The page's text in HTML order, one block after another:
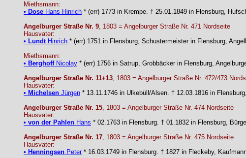
Miethsmann:
• Dose Hans Hinrich * (err) 1773 in Krempe. † 25.01.1849 in Flensburg,
Angelburger Straße Nr. 9, 1803 = Angelburger Straße Nr. 471 Nordseite
Hausvater:
• LundtHinrich * (err) 1751 in Flensburg, Schustermeister in Flensburg,
Miethsmann:
• BerghoffNicolay * (err) 1756 in Satrup, Grobbäcker in Flensburg,
Angelburger Straße Nr. 11+13, 1803 = Angelburger Straße Nr. 472/473
Hausvater:
• Michelsen Jürgen * 13.11.1746 in Ulkebüll/Alsen. † 12.03.1816 in
Angelburger Straße Nr. 15, 1803 = Angelburger Straße Nr. 474 Nordseite
Hausvater:
• von der Pahlen Hans * 02.1763 in Flensburg. † 01.1832 in Flensburg,
Angelburger Straße Nr. 17, 1803 = Angelburger Straße Nr. 475 Nordseite
Hausvater:
• Henningsen Peter * 16.03.1749 in Flensburg. † 1827 in Fleckeby,